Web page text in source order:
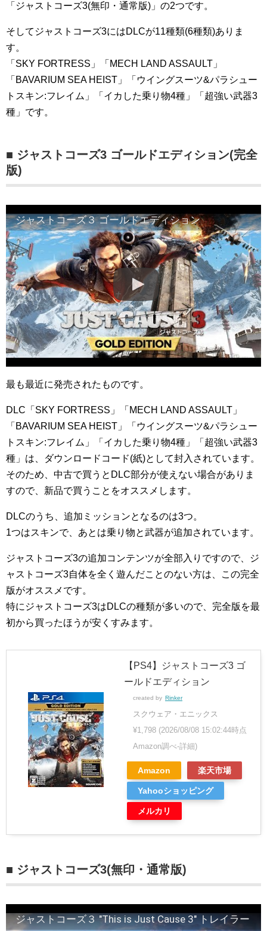
「ジャストコーズ3(無印・通常版)」の2つです。
そしてジャストコーズ3にはDLCが11種類(6種類)ありま
す。
「SKY FORTRESS」「MECH LAND ASSAULT」
「BAVARIUM SEA HEIST」「ウイングスーツ&パラシュー
トスキン:フレイム」「イカした乗り物4種」「超強い武器3
種」です。
■ ジャストコーズ3 ゴールドエディション(完全
版)
ジャストコーズ３ ゴールドエディション
最も最近に発売されたものです。
DLC「SKY FORTRESS」「MECH LAND ASSAULT」
「BAVARIUM SEA HEIST」「ウイングスーツ&パラシュー
トスキン:フレイム」「イカした乗り物4種」「超強い武器3
種」は、ダウンロードコード(紙)として封入されています。
そのため、中古で買うとDLC部分が使えない場合がありま
すので、新品で買うことをオススメします。
DLCのうち、追加ミッションとなるのは3つ。
1つはスキンで、あとは乗り物と武器が追加されています。
ジャストコーズ3の追加コンテンツが全部入りですので、ジ
ャストコーズ3自体を全く遊んだことのない方は、この完全
版がオススメです。
特にジャストコーズ3はDLCの種類が多いので、完全版を最
初から買ったほうが安くすみます。
【PS4】ジャストコーズ3 ゴ
ールドエディション
created by Rinker
スクウェア・エニックス
¥1,798 (2026/08/08 15:02:44時点
Amazon調べ-詳細)
Amazon 楽天市場
Yahooショッピング
メルカリ
■ ジャストコーズ3(無印・通常版)
ジャストコーズ３ "This is Just Cause 3" トレイラー